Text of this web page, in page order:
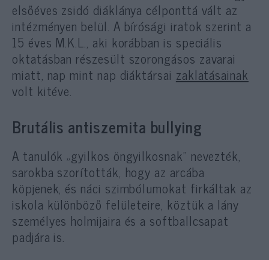
elsőéves zsidó diáklánya célponttá vált az
intézményen belül. A bírósági iratok szerint a
15 éves M.K.L., aki korábban is speciális
oktatásban részesült szorongásos zavarai
miatt, nap mint nap diáktársai zaklatásainak
volt kitéve.
Brutális antiszemita bullying
A tanulók „gyilkos öngyilkosnak” nevezték,
sarokba szorították, hogy az arcába
köpjenek, és náci szimbólumokat firkáltak az
iskola különböző felületeire, köztük a lány
személyes holmijaira és a softballcsapat
padjára is.